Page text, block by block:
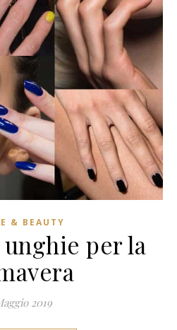
& BEAUTY
per la
2019